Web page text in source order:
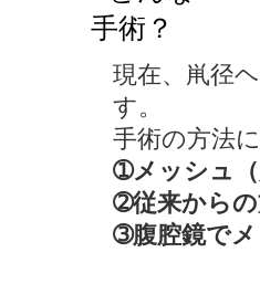
現在、鼡径
す。
手術の方法
➀メッシュ
➁従来から
➂腹腔鏡で